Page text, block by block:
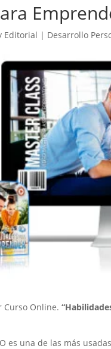
Editorial | Desarrollo
Curso Online.
es una de las más